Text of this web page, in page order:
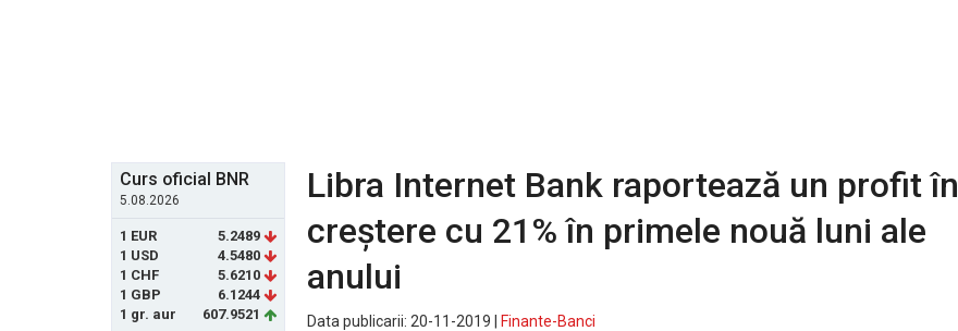
Curs oficial BNR
5.08.2026
1 EUR
5.2489
1 USD
4.5480
1 CHF
5.6210
1 GBP
6.1244
1 gr. aur
607.9521
Libra Internet Bank raportează un profit în
creștere cu 21% în primele nouă luni ale
anului
Data publicarii: 20-11-2019 |
Finante-Banci